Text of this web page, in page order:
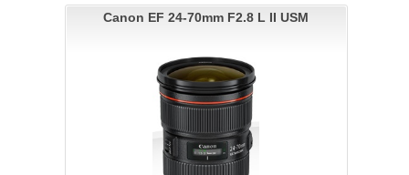
Canon EF 24-70mm F2.8 L II USM